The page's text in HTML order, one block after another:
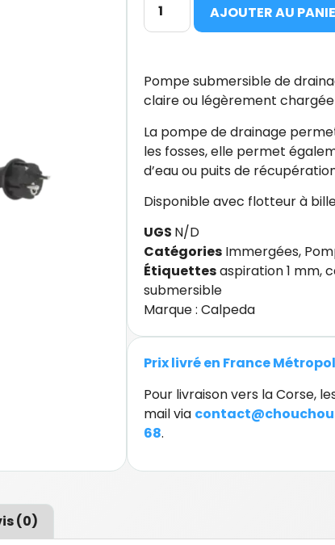
AJOUTER AU
Pompe submersible de
claire ou légèrement chargée
La pompe de drainage
les fosses, elle permet
d’eau ou puits de
Disponible avec flotteur à
UGS N/D
Catégories Immergées,
Étiquettesaspiration 1 mm,
submersible
Marque : Calpeda
Prix livré en France
Pour livraison vers la Corse,
mail via
68.
(0)